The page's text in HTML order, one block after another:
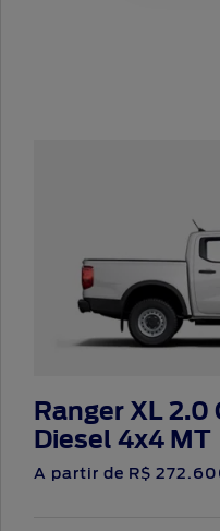
Ranger XL 2.0
Diesel 4x4 MT
A partir de R$